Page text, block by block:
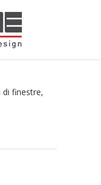
finestre,